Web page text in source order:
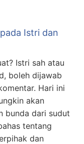
Istri dan
Istri sah atau
boleh dijawab
Hari ini
akan
bunda dari sudut
tentang
dan